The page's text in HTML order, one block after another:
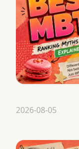
2026-08-05